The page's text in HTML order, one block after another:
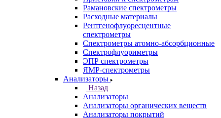
Атомно-Эмиссионные спектрометры
ВИД спектрофотометры
Дополнительное оборудование для
ААС
ИК-Фурье спектрометры
Инфракрасные микроскопы
Лазерные спектрометры
Масс спектрометры
Оптико-эмиссионные спектрометры
Портативные
рентгенофлуоресцентные анализаторы
Приставки к спектрометрам
Рамановские спектрометры